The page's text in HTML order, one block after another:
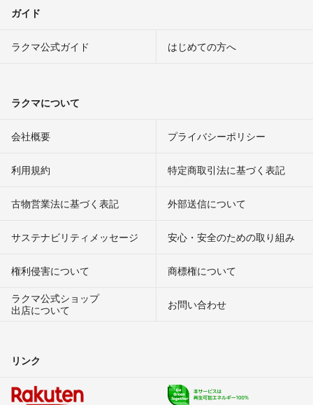
ガイド
ラクマ公式ガイド はじめての方へ
ラクマについて
会社概要 プライバシーポリシー
利用規約 特定商取引法に基づく表記
古物営業法に基づく表記 外部送信について
サステナビリティメッセージ 安心・安全のための取り組み
権利侵害について
商標権について
ラクマ公式ショップ
出店について
お問い合わせ
リンク